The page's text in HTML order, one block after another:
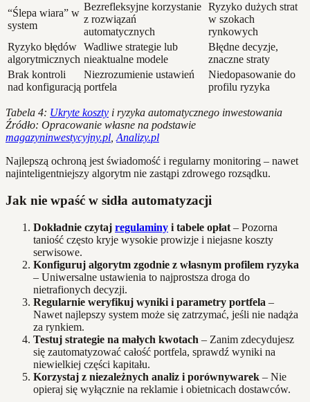
“Ślepa wiara” w
system
Bezrefleksyjne korzystanie
z rozwiązań
automatycznych
Ryzyko dużych strat
w szokach
rynkowych
Ryzyko błędów
algorytmicznych
Wadliwe strategie lub
nieaktualne modele
Błędne decyzje,
znaczne straty
Brak kontroli
nad konfiguracją
Niezrozumienie ustawień
portfela
Niedopasowanie do
profilu ryzyka
Tabela 4: Ukryte koszty i ryzyka automatycznego inwestowania
Źródło: Opracowanie własne na podstawie
magazyninwestycyjny.pl,Analizy.pl
Najlepszą ochroną jest świadomość i regularny monitoring – nawet
najinteligentniejszy algorytm nie zastąpi zdrowego rozsądku.
Jak nie wpaść w sidła automatyzacji
Dokładnie czytaj regulaminy i tabele opłat – Pozorna
taniość często kryje wysokie prowizje i niejasne koszty
serwisowe.
Konfiguruj algorytm zgodnie z własnym profilem ryzyka
– Uniwersalne ustawienia to najprostsza droga do
nietrafionych decyzji.
Regularnie weryfikuj wyniki i parametry portfela –
Nawet najlepszy system może się zatrzymać, jeśli nie nadąża
za rynkiem.
Testuj strategie na małych kwotach – Zanim zdecydujesz
się zautomatyzować całość portfela, sprawdź wyniki na
niewielkiej części kapitału.
Korzystaj z niezależnych analiz i porównywarek – Nie
opieraj się wyłącznie na reklamie i obietnicach dostawców.